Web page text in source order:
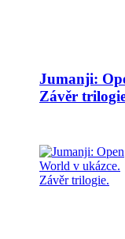
Jumanji:
Závěr